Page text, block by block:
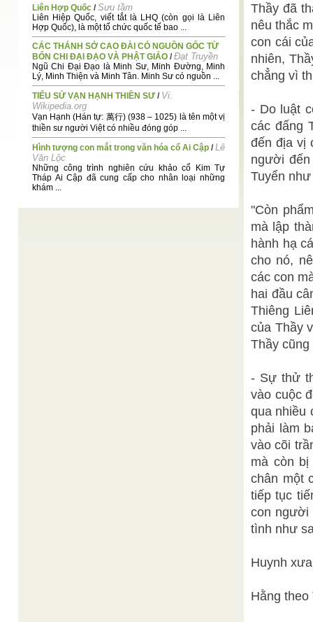
Liên Hợp Quốc /Sưu tầm
Liên Hiệp Quốc, viết tắt là LHQ (còn gọi là Liên
Hợp Quốc), là một tổ chức quốc tế bao ...
CÁC THÁNH SỞ CAO ĐÀI CÓ NGUỒN GỐC TỪ
BỐN CHI ĐẠI ĐẠO VÀ PHẬT GIÁO /Đạt Truyền
Ngũ Chi Đại Đạo là Minh Sư, Minh Đường, Minh
Lý, Minh Thiện và Minh Tân. Minh Sư có nguồn ...
TIỂU SỬ VẠN HẠNH THIỀN SƯ / Vi.
Wikipedia.org
Vạn Hạnh (Hán tự: 萬行) (938 – 1025) là tên một vị
thiền sư người Việt có nhiều đóng góp ...
Hình tượng con mắt trong văn hóa cổ Ai Cập /Lê
Văn Lộc
Những công trình nghiên cứu khảo cổ Kim Tự
Tháp Ai Cập đã cung cấp cho nhân loại những
khám ...
Lẽ sống thật/Nhịp cầu giáo lý
Thầy đã
nêu thắc
con cái
nhiên,
chẳng vì
- Do luật
các đấng
đến địa vị
người đến
Tuyển
"Còn
mà lập
hành hạ
cho nó,
các con
hai đầu
Thiêng
của Thầy
Thầy
- Sự thử
vào cuộc
qua nhiều
phải làm
vào cõi
mà còn
chân một
tiếp tục
con người
tình như
Huynh
Hằng